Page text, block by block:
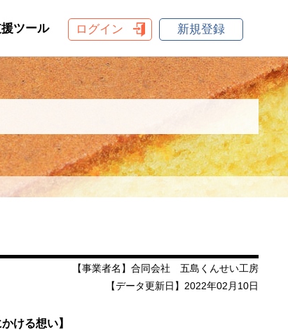
ツール ログイン 新規登録
【事業者名】合同会社 五島くんせい工房
【データ更新日】2022年02月10日
かける想い】